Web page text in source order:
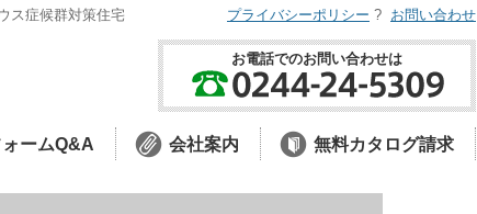
ス症候群対策住宅 プライバシーポリシー ? お問い合わせ
お電話でのお問い合わせは
ォームQ&A 会社案内 無料カタログ請求